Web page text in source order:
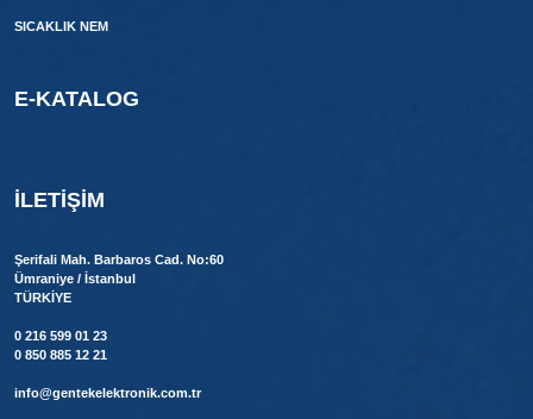
SICAKLIK NEM
E-KATALOG
İLETIŞIM
Şerifali Mah. Barbaros Cad. No:60
Ümraniye / İstanbul
TÜRKİYE
0 216 599 01 23
0 850 885 12 21
info@gentekelektronik.com.tr